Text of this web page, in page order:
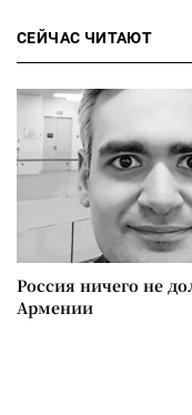
СЕЙЧАС ЧИТАЮТ
Россия ничего не
Армении